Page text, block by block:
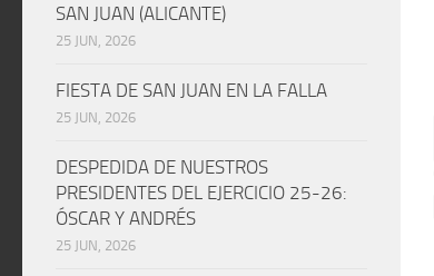
SAN JUAN (ALICANTE)
25 JUN, 2026
FIESTA DE SAN JUAN EN LA FALLA
25 JUN, 2026
DESPEDIDA DE NUESTROS
PRESIDENTES DEL EJERCICIO 25-26:
ÓSCAR Y ANDRÉS
25 JUN, 2026